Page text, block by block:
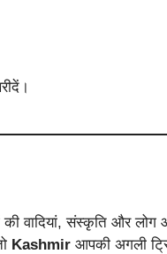
वादियां, संस्कृति और
Kashmir आपकी अगली